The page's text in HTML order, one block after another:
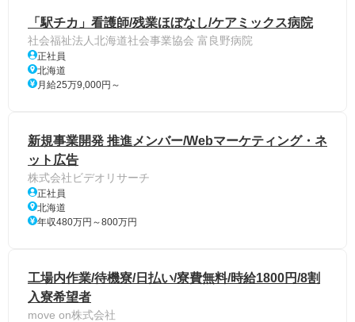
「駅チカ」看護師/残業ほぼなし/ケアミックス病院
社会福祉法人北海道社会事業協会 富良野病院
正社員
北海道
月給25万9,000円～
新規事業開発 推進メンバー/Webマーケティング・ネ
ット広告
株式会社ビデオリサーチ
正社員
北海道
年収480万円～800万円
工場内作業/待機寮/日払い/寮費無料/時給1800円/8割
入寮希望者
move on株式会社